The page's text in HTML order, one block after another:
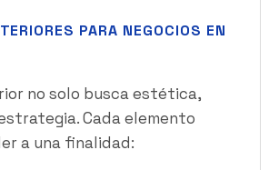
PARA NEGOCIOS EN
no solo busca estética,
Cada elemento
a una finalidad: